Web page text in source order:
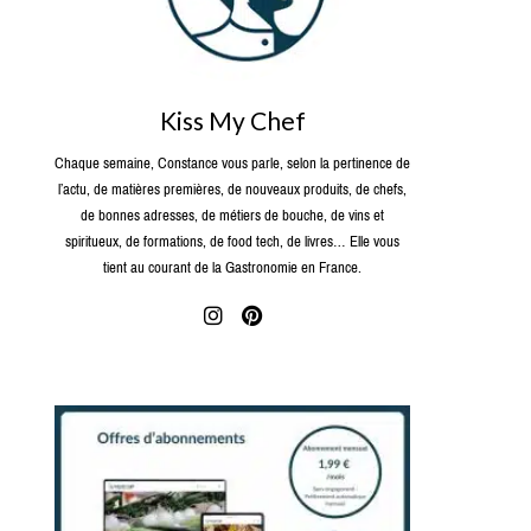
Kiss My Chef
Chaque semaine, Constance vous parle, selon la pertinence de
l’actu, de matières premières, de nouveaux produits, de chefs,
de bonnes adresses, de métiers de bouche, de vins et
spiritueux, de formations, de food tech, de livres… Elle vous
tient au courant de la Gastronomie en France.